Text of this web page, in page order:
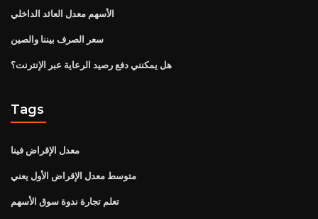
الأسهم معدل العائد الداخلي
سعر الصرف بيننا والصين
هل يمكنني دفع رصيد الرعاية عبر الإنترنت؟
Tags
معدل الإقراض فينا
متوسط ​​معدل الإقراض الأول يعني
تعلم تجارة ندوة سوق الأسهم